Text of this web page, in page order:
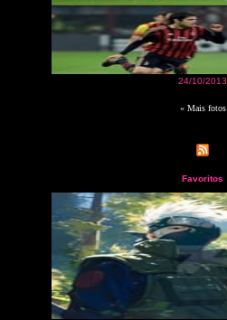
24/10/2013
« Mais fotos
Favoritos